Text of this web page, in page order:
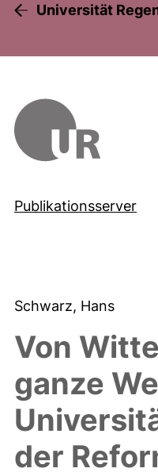
Universität
Publikationsserver
Schwarz, Hans
Von
ganze
der